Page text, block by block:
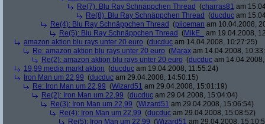
Re(7): Blu Ray Schnäppchen Thread (charras81 am
Re(8): Blu Ray Schnäppchen Thread (ducduc am
Re(4): Blu Ray Schnäppchen Thread (piiceman am 10.04.2008,
Re(5): Blu Ray Schnäppchen Thread (MikE_
am 19.04.2008,
amazon aktion blu rays unter 20 euro (ducduc am 14.04.2008, 10:27:25)
Re: amazon aktion blu rays unter 20 euro (Marax am 14.04.2008,
Re(2): amazon aktion blu rays unter 20 euro (ducduc am
19,99 media markt aktion (ducduc am 19.04.2008, 11:55:24)
Iron Man um 22,99 (ducduc am 29.04.2008, 14:50:15)
Re: Iron Man um 22,99 (Wizard51 am 29.04.2008, 15:01:19)
Re(2): Iron Man um 22,99 (ducduc am 29.04.2008, 15:04:04)
Re(3): Iron Man um 22,99 (Wizard51 am 29.04.2008, 15:06:54)
Re(4): Iron Man um 22,99 (ducduc am 29.04.2008, 15:08:52)
Re(5): Iron Man um 22,99 (Wizard51 am 29.04.2008,